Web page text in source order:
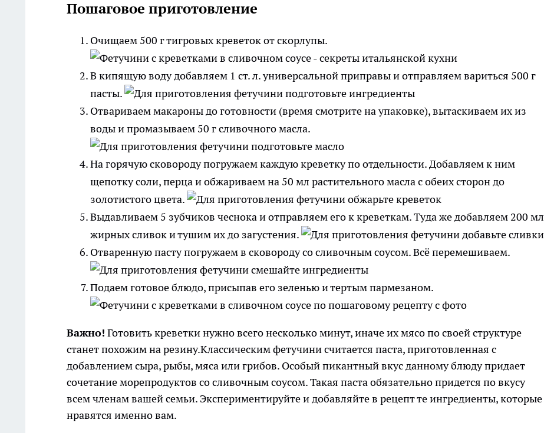
Пошаговое приготовление
Очищаем 500 г тигровых креветок от скорлупы.
В кипящую воду добавляем 1 ст. л. универсальной приправы и отправляем вариться 500 г
пасты.
Отвариваем макароны до готовности (время смотрите на упаковке), вытаскиваем их из
воды и промазываем 50 г сливочного масла.
На горячую сковороду погружаем каждую креветку по отдельности. Добавляем к ним
щепотку соли, перца и обжариваем на 50 мл растительного масла с обеих сторон до
золотистого цвета.
Выдавливаем 5 зубчиков чеснока и отправляем его к креветкам. Туда же добавляем 200 мл
жирных сливок и тушим их до загустения.
Отваренную пасту погружаем в сковороду со сливочным соусом. Всё перемешиваем.
Подаем готовое блюдо, присыпав его зеленью и тертым пармезаном.
Важно! Готовить креветки нужно всего несколько минут, иначе их мясо по своей структуре
станет похожим на резину.Классическим фетучини считается паста, приготовленная с
добавлением сыра, рыбы, мяса или грибов. Особый пикантный вкус данному блюду придает
сочетание морепродуктов со сливочным соусом. Такая паста обязательно придется по вкусу
всем членам вашей семьи. Экспериментируйте и добавляйте в рецепт те ингредиенты, которые
нравятся именно вам.